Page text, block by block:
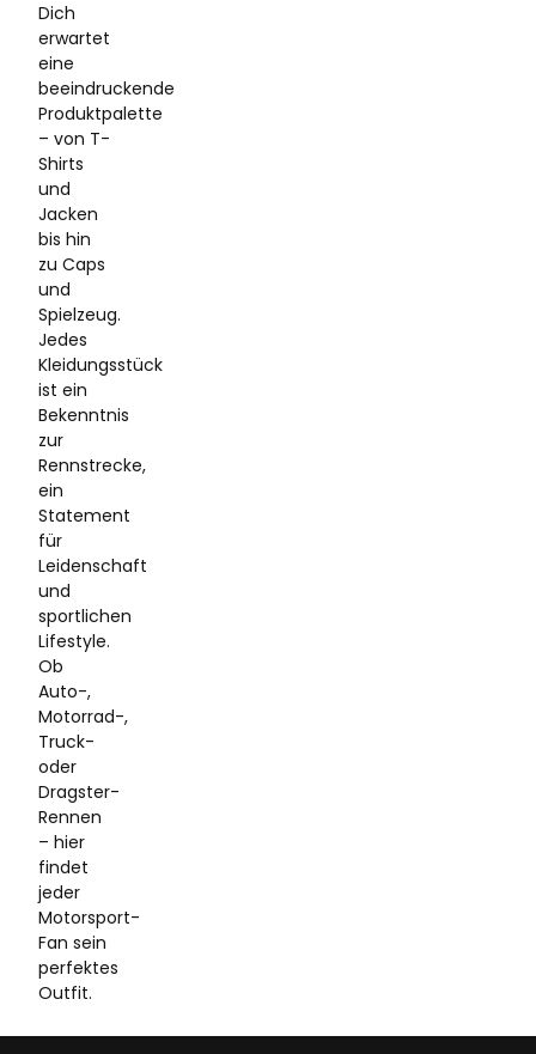
Dich
erwartet
eine
beeindruckende
Produktpalette
– von T-
Shirts
und
Jacken
bis hin
zu Caps
und
Spielzeug.
Jedes
Kleidungsstück
ist ein
Bekenntnis
zur
Rennstrecke,
ein
Statement
für
Leidenschaft
und
sportlichen
Lifestyle.
Ob
Auto-,
Motorrad-,
Truck-
oder
Dragster-
Rennen
– hier
findet
jeder
Motorsport-
Fan sein
perfektes
Outfit.